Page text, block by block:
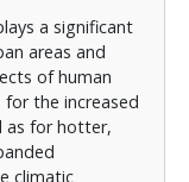
περιοχή
στατιστική
του αέρα
1970-
a significant
areas and
of human
for the increased
as for hotter,
climatic